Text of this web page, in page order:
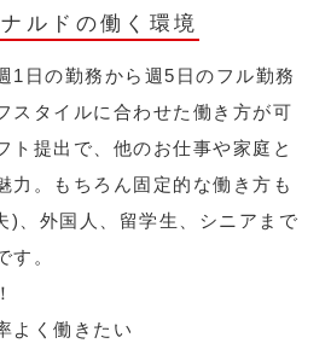
ルドの働く環境
1日の勤務から週5日のフル勤務
スタイルに合わせた働き方が可
ト提出で、他のお仕事や家庭と
力。もちろん固定的な働き方も
)、外国人、留学生、シニアまで
す。
よく働きたい